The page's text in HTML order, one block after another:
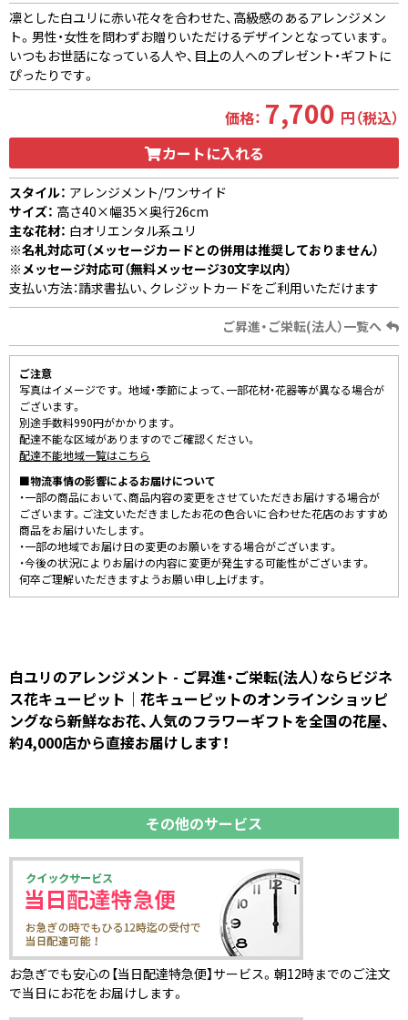
凛とした白ユリに赤い花々を合わせた、高級感のあるアレンジメン
ト。男性・女性を問わずお贈りいただけるデザインとなっています。
いつもお世話になっている人や、目上の人へのプレゼント・ギフトに
ぴったりです。
価格： 7,700 円（税込）
カートに入れる
スタイル： アレンジメント/ワンサイド
サイズ： 高さ40×幅35×奥行26cm
主な花材： 白オリエンタル系ユリ
※名札対応可（メッセージカードとの併用は推奨しておりません）
※メッセージ対応可（無料メッセージ30文字以内）
支払い方法：請求書払い、クレジットカードをご利用いただけます
ご昇進・ご栄転(法人）一覧へ
ご注意
写真はイメージです。 地域・季節によって、一部花材・花器等が異なる場合が
ございます。
別途手数料990円がかかります。
配達不能な区域がありますのでご確認ください。
配達不能地域一覧はこちら
■物流事情の影響によるお届けについて
・一部の商品において、商品内容の変更をさせていただきお届けする場合が
ございます。ご注文いただきましたお花の色合いに合わせた花店のおすすめ
商品をお届けいたします。
・一部の地域でお届け日の変更のお願いをする場合がございます。
・今後の状況によりお届けの内容に変更が発生する可能性がございます。
何卒ご理解いただきますようお願い申し上げます。
白ユリのアレンジメント - ご昇進・ご栄転(法人）ならビジネ
ス花キューピット｜花キューピットのオンラインショッピ
ングなら新鮮なお花、人気のフラワーギフトを全国の花屋、
約4,000店から直接お届けします！
その他のサービス
お急ぎでも安心の【当日配達特急便】サービス。朝12時までのご注文
で当日にお花をお届けします。